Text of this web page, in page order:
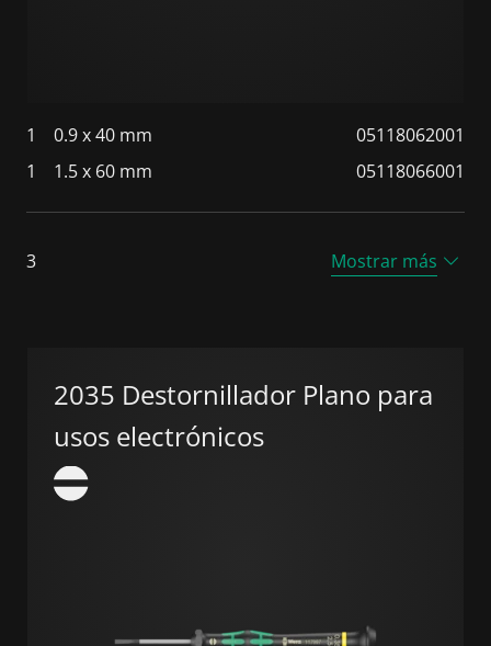
1 0.9 x 40 mm
05118062001
1
1.5 x 60 mm 05118066001
3 Mostrar más
2035 Destornillador Plano para
usos electrónicos